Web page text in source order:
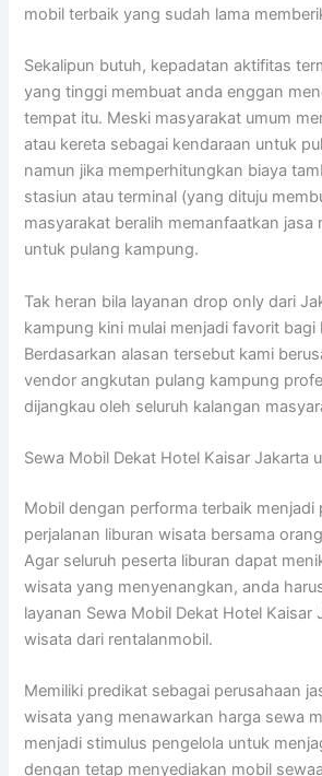
mobil terbaik yang sudah lama
Sekalipun butuh, kepadatan aktifitas
yang tinggi membuat anda enggan
tempat itu. Meski masyarakat umum
atau kereta sebagai kendaraan untuk
namun jika memperhitungkan biaya
stasiun atau terminal (yang dituju
masyarakat beralih memanfaatkan jasa
untuk pulang kampung.
Tak heran bila layanan drop only dari
kampung kini mulai menjadi favorit
Berdasarkan alasan tersebut kami
vendor angkutan pulang kampung
dijangkau oleh seluruh kalangan
Sewa Mobil Dekat Hotel Kaisar Jakarta
Mobil dengan performa terbaik menjadi
perjalanan liburan wisata bersama
Agar seluruh peserta liburan dapat
wisata yang menyenangkan, anda
layanan Sewa Mobil Dekat Hotel Kaisar
wisata dari rentalanmobil.
Memiliki predikat sebagai perusahaan
wisata yang menawarkan harga sewa
menjadi stimulus pengelola untuk
dengan tetap menyediakan mobil